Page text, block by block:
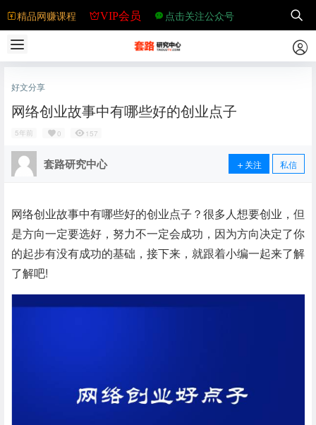
精品网赚课程 VIP会员 点击关注公众号
好文分享
网络创业故事中有哪些好的创业点子
5年前 0 157
套路研究中心 关注 私信
网络创业故事中有哪些好的创业点子？很多人想要创业，但
是方向一定要选好，努力不一定会成功，因为方向决定了你
的起步有没有成功的基础，接下来，就跟着小编一起来了解
了解吧!